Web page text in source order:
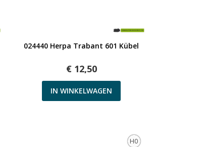
Snel bekijken
024440 Herpa Trabant 601 Kübel
€ 12,50
IN WINKELWAGEN
H0